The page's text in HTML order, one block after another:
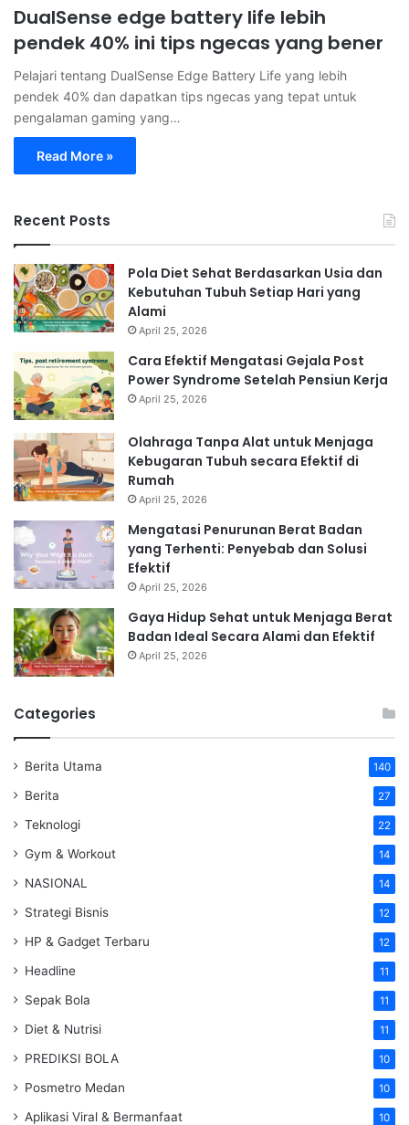
DualSense edge battery life lebih
pendek 40% ini tips ngecas yang bener
Pelajari tentang DualSense Edge Battery Life yang lebih
pendek 40% dan dapatkan tips ngecas yang tepat untuk
pengalaman gaming yang…
Read More »
Recent Posts
Pola Diet Sehat Berdasarkan Usia dan
Kebutuhan Tubuh Setiap Hari yang
Alami
April 25, 2026
Cara Efektif Mengatasi Gejala Post
Power Syndrome Setelah Pensiun Kerja
April 25, 2026
Olahraga Tanpa Alat untuk Menjaga
Kebugaran Tubuh secara Efektif di
Rumah
April 25, 2026
Mengatasi Penurunan Berat Badan
yang Terhenti: Penyebab dan Solusi
Efektif
April 25, 2026
Gaya Hidup Sehat untuk Menjaga Berat
Badan Ideal Secara Alami dan Efektif
April 25, 2026
Categories
Berita Utama 140
Berita 27
Teknologi 22
Gym & Workout 14
NASIONAL 14
Strategi Bisnis 12
HP & Gadget Terbaru 12
Headline 11
Sepak Bola 11
Diet & Nutrisi 11
PREDIKSI BOLA 10
Posmetro Medan 10
Aplikasi Viral & Bermanfaat 10